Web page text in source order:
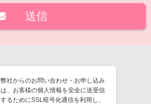
弊社からのお問い合わせ・お申し込み
は、お客様の個人情報を安全に送受信
するためにSSL暗号化通信を利用し、